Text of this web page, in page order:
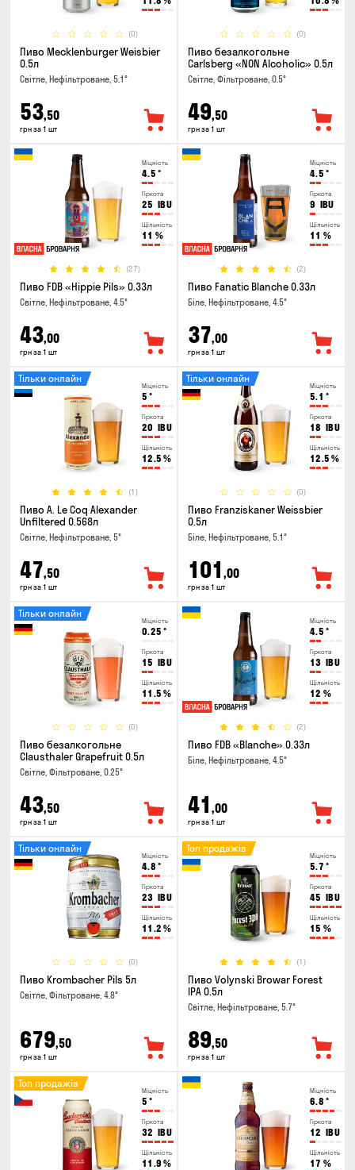
(0)
Пиво Mecklenburger Weisbier
0.5л
Світле, Нефільтроване, 5.1°
53,50
грн за 1 шт
(0)
Пиво безалкогольне
Carlsberg «NON Alcoholic» 0.5л
Світле, Фільтроване, 0.5°
49,50
грн за 1 шт
Міцність
4.5 °
Гіркота
25 IBU
Щільність
11 %
(27)
Пиво FDB «Hippie Pils» 0.33л
Світле, Нефільтроване, 4.5°
43,00
грн за 1 шт
Міцність
4.5 °
Гіркота
9 IBU
Щільність
11 %
(2)
Пиво Fanatic Blanche 0.33л
Біле, Нефільтроване, 4.5°
37,00
грн за 1 шт
Міцність
5 °
Гіркота
20 IBU
Щільність
12.5 %
(1)
Тільки онлайн
Пиво A. Le Coq Alexander
Unfiltered 0.568л
Світле, Нефільтроване, 5°
47,50
грн за 1 шт
Міцність
5.1 °
Гіркота
18 IBU
Щільність
12.5 %
(0)
Тільки онлайн
Пиво Franziskaner Weissbier
0.5л
Біле, Нефільтроване, 5.1°
101 ,00
грн за 1 шт
Міцність
0.25 °
Гіркота
15 IBU
Щільність
11.5 %
(0)
Тільки онлайн
Пиво безалкогольне
Clausthaler Grapefruit 0.5л
Світле, Фільтроване, 0.25°
43,50
грн за 1 шт
Міцність
4.5 °
Гіркота
13 IBU
Щільність
12 %
(2)
Пиво FDB «Blanche» 0.33л
Біле, Нефільтроване, 4.5°
41 ,00
грн за 1 шт
Міцність
4.8 °
Гіркота
23 IBU
Щільність
11.2 %
(0)
Тільки онлайн
Пиво Krombacher Pils 5л
Світле, Фільтроване, 4.8°
679,50
грн за 1 шт
Міцність
5.7 °
Гіркота
45 IBU
Щільність
15 %
(1)
Топ продажів
Пиво Volynski Browar Forest
IPA 0.5л
Світле, Нефільтроване, 5.7°
89,50
грн за 1 шт
Міцність
5 °
Гіркота
32 IBU
Щільність
11.9 %
Топ продажів
Міцність
6.8 °
Гіркота
12 IBU
Щільність
17 %